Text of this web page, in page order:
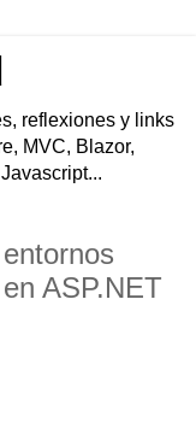
reflexiones y links
MVC, Blazor,
ASP.NET